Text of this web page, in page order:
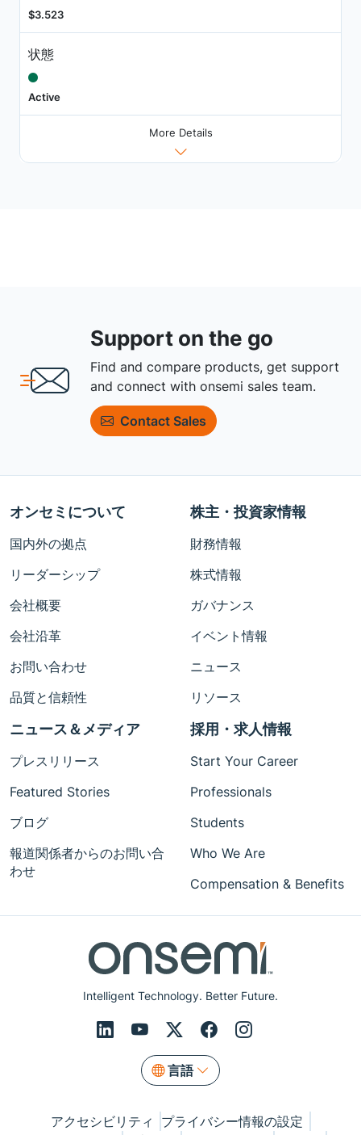
$3.523
状態
Active
More Details
Support on the go
Find and compare products, get support
and connect with onsemi sales team.
Contact Sales
Intelligent Technology. Better Future.
言語
オンセミについて
国内外の拠点
リーダーシップ
会社概要
会社沿革
お問い合わせ
品質と信頼性
株主・投資家情報
財務情報
株式情報
ガバナンス
イベント情報
ニュース
リソース
ニュース＆メディア
プレスリリース
Featured Stories
ブログ
報道関係者からのお問い合
わせ
採用・求人情報
Start Your Career
Professionals
Students
Who We Are
Compensation & Benefits
アクセシビリティ
プライバシー情報の設定